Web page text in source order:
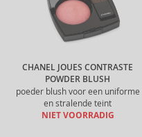
CHANEL JOUES CONTRASTE
POWDER BLUSH
poeder blush voor een uniforme
en stralende teint
NIET VOORRADIG